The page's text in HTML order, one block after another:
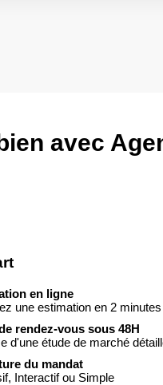
avec
en ligne
une estimation en 2 minutes
rendez-vous sous 48H
d'une étude de marché
du mandat
Interactif ou Simple